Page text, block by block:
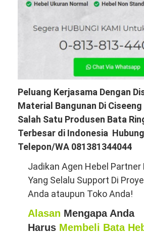
Peluang Kerjasama Dengan
Material Bangunan Di
Salah Satu Produsen Bata
Terbesar di Indonesia
Telepon/WA 081381344044
Jadikan Agen Hebel Partner
Yang Selalu Support Di
Anda ataupun Toko Anda!
Alasan Mengapa Anda
Harus Membeli Bata